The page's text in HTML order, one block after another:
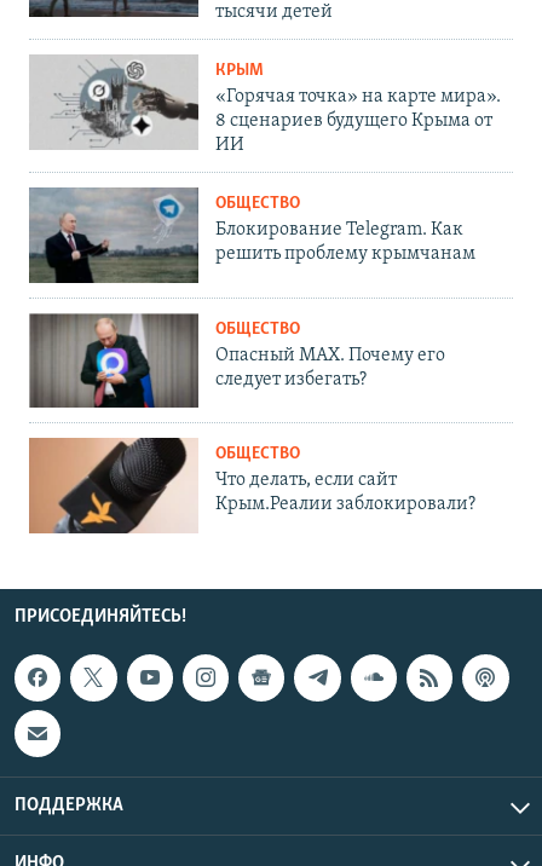
тысячи детей
КРЫМ
«Горячая точка» на карте мира».
8 сценариев будущего Крыма от
ИИ
ОБЩЕСТВО
Блокирование Telegram. Как
решить проблему крымчанам
ОБЩЕСТВО
Опасный MAX. Почему его
следует избегать?
ОБЩЕСТВО
Что делать, если сайт
Крым.Реалии заблокировали?
ПРИСОЕДИНЯЙТЕСЬ!
ПОДДЕРЖКА